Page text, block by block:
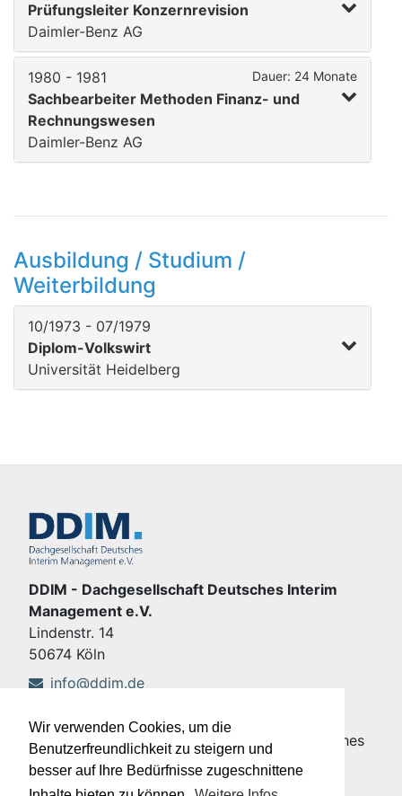
Wir verwenden Cookies, um die
Benutzerfreundlichkeit zu steigern und
besser auf Ihre Bedürfnisse zugeschnittene
Prüfungsleiter Konzernrevision
Daimler-Benz AG
1980 - 1981 Dauer: 24 Monate
Sachbearbeiter Methoden Finanz- und
Rechnungswesen
Daimler-Benz AG
Ausbildung / Studium /
Weiterbildung
10/1973 - 07/1979
Diplom-Volkswirt
Universität Heidelberg
DDIM - Dachgesellschaft Deutsches Interim
Management e.V.
Lindenstr. 14
50674 Köln
info@ddim.de
Copyright © DDIM - Dachgesellschaft Deutsches
Interim Management e.V.
Impressum|Datenschutz